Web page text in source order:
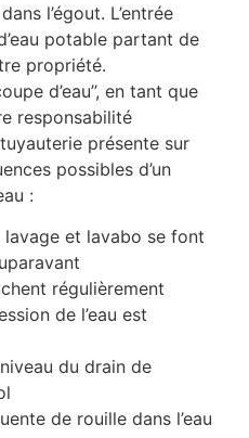
l’égout. L’entrée
potable partant de
propriété.
d’eau’’, en tant que
responsabilité
présente sur
possibles d’un
:
lavage et lavabo se font
régulièrement
de l’eau est
du drain de
de rouille dans l’eau